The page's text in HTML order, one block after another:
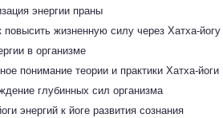
энергии праны
повысить жизненную силу через Хатха-йогу
в организме
понимание теории и практики Хатха-йоги
глубинных сил организма
энергий к йоге развития сознания